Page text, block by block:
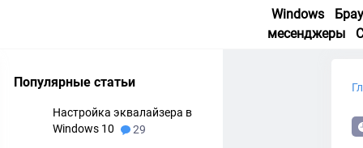
Windows
месенджеры
Популярные статьи
Настройка эквалайзера в
Windows 10
29